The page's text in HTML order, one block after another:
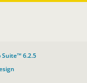
Suite™ 6.2.5